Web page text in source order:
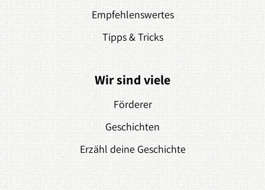
Empfehlenswertes
Tipps & Tricks
Wir sind viele
Förderer
Geschichten
Erzähl deine Geschichte